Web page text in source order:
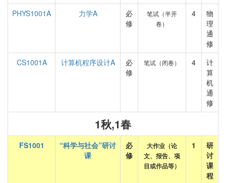
PHYS1001A
力学A
必
修
笔试（半开
卷）
4
物
理
通
修
CS1001A
计算机程序设计A
必
修
笔试（闭卷） 4
计
算
机
通
修
1秋,1春
FS1001
“科学与社会”研讨
课
必
修
大作业（论
文、报告、项
目或作品等）
1
研
讨
课
程